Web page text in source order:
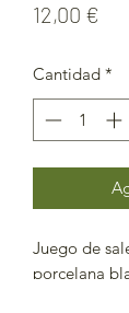
12,00 €
Cantidad *
Juego de
porcelana